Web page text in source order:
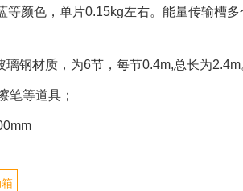
颜色，单片0.15kg左右。能量传输槽多
材质，为6节，每节0.4m,总长为2.4m
等道具；